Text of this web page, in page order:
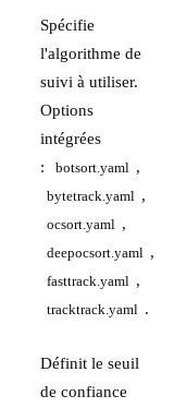
Spécifie
l'algorithme de
suivi à utiliser.
Options
intégrées
:
botsort.yaml ,
bytetrack.yaml ,
ocsort.yaml ,
deepocsort.yaml ,
fasttrack.yaml ,
tracktrack.yaml .
Définit le seuil
de confiance